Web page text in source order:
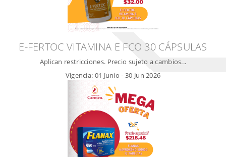
E-FERTOC VITAMINA E FCO 30 CÁPSULAS
Aplican restricciones. Precio sujeto a cambios...
Vigencia: 01 Junio - 30 Jun 2026